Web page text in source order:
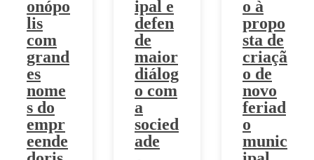
onópo
lis
com
grand
es
nome
s do
empr
eende
ipal e
defen
de
maior
diálog
o com
a
socied
ade
o à
propo
sta de
criaçã
o de
novo
feriad
o
munic